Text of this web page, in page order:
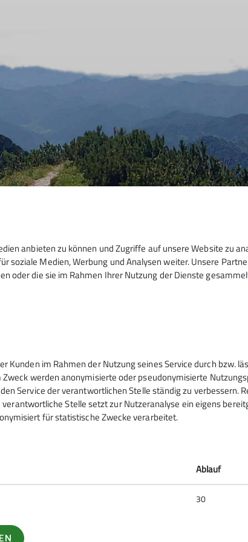
Sektion Hanau
Alpenvereins
Krämerstr. 8
63450 Hanau
Kontakt
anbieten zu können und Zugriffe auf unsere Website zu
Medien, Werbung und Analysen weiter. Unsere
oder die sie im Rahmen Ihrer Nutzung der Dienste
im Rahmen der Nutzung seines Service durch bzw.
werden anonymisierte oder pseudonymisierte
Service der verantwortlichen Stelle ständig zu verbessern.
verantwortliche Stelle setzt zur Nutzeranalyse ein eigens
für statistische Zwecke verarbeitet.
Ablauf
30